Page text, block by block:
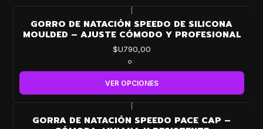
GORRO DE NATACIÓN SPEEDO DE SILICONA
MOULDED – AJUSTE CÓMODO Y PROFESIONAL
$U790,00
VER OPCIONES
GORRA DE NATACIÓN SPEEDO PACE CAP –